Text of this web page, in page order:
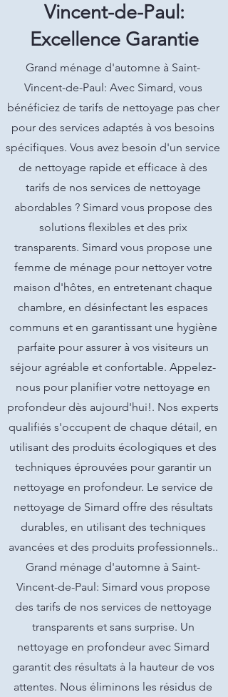
Vincent-de-Paul:
Excellence Garantie
Grand ménage d'automne à Saint-
Vincent-de-Paul: Avec Simard, vous
bénéficiez de tarifs de nettoyage pas cher
pour des services adaptés à vos besoins
spécifiques. Vous avez besoin d'un service
de nettoyage rapide et efficace à des
tarifs de nos services de nettoyage
abordables ? Simard vous propose des
solutions flexibles et des prix
transparents. Simard vous propose une
femme de ménage pour nettoyer votre
maison d'hôtes, en entretenant chaque
chambre, en désinfectant les espaces
communs et en garantissant une hygiène
parfaite pour assurer à vos visiteurs un
séjour agréable et confortable. Appelez-
nous pour planifier votre nettoyage en
profondeur dès aujourd'hui!. Nos experts
qualifiés s'occupent de chaque détail, en
utilisant des produits écologiques et des
techniques éprouvées pour garantir un
nettoyage en profondeur. Le service de
nettoyage de Simard offre des résultats
durables, en utilisant des techniques
avancées et des produits professionnels..
Grand ménage d'automne à Saint-
Vincent-de-Paul: Simard vous propose
des tarifs de nos services de nettoyage
transparents et sans surprise. Un
nettoyage en profondeur avec Simard
garantit des résultats à la hauteur de vos
attentes. Nous éliminons les résidus de